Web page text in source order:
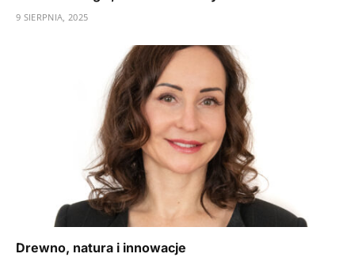
9 SIERPNIA, 2025
Drewno, natura i innowacje